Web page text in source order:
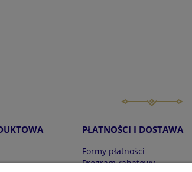
PŁATNOŚCI I DOSTAWA
Formy płatności
Program rabatowy